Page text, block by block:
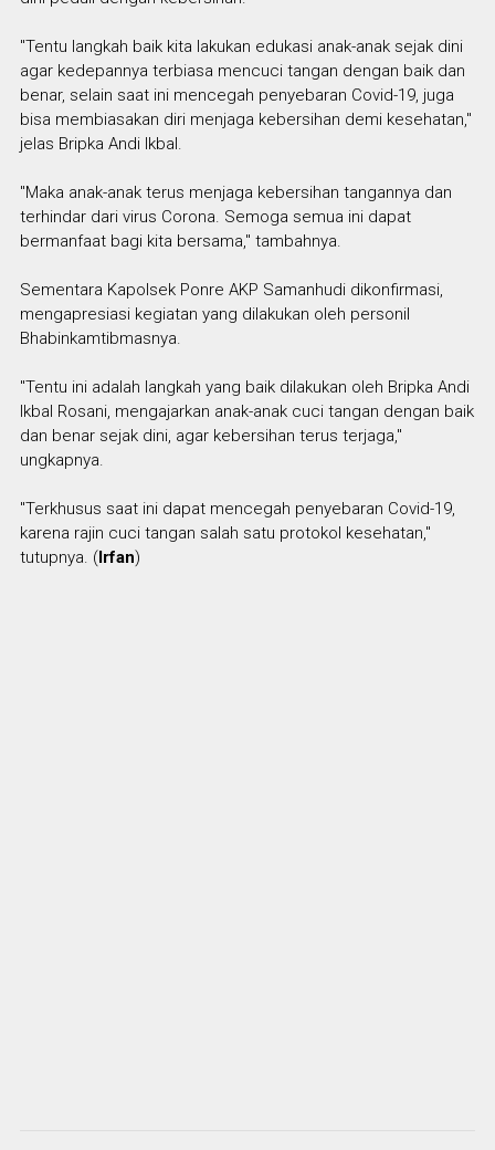
"Tentu langkah baik kita lakukan edukasi anak-anak sejak dini
agar kedepannya terbiasa mencuci tangan dengan baik dan
benar, selain saat ini mencegah penyebaran Covid-19, juga
bisa membiasakan diri menjaga kebersihan demi kesehatan,"
jelas Bripka Andi Ikbal.
"Maka anak-anak terus menjaga kebersihan tangannya dan
terhindar dari virus Corona. Semoga semua ini dapat
bermanfaat bagi kita bersama," tambahnya.
Sementara Kapolsek Ponre AKP Samanhudi dikonfirmasi,
mengapresiasi kegiatan yang dilakukan oleh personil
Bhabinkamtibmasnya.
"Tentu ini adalah langkah yang baik dilakukan oleh Bripka Andi
Ikbal Rosani, mengajarkan anak-anak cuci tangan dengan baik
dan benar sejak dini, agar kebersihan terus terjaga,"
ungkapnya.
"Terkhusus saat ini dapat mencegah penyebaran Covid-19,
karena rajin cuci tangan salah satu protokol kesehatan,"
tutupnya. (Irfan)